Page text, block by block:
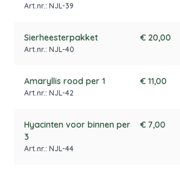
Art.nr.: NJL-39
Sierheesterpakket
Art.nr.: NJL-40
€ 20,00
Amaryllis rood per 1
Art.nr.: NJL-42
€ 11,00
Hyacinten voor binnen per
3
Art.nr.: NJL-44
€ 7,00